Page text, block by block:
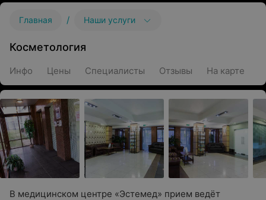
Главная / Наши услуги
Косметология
Инфо Цены Специалисты Отзывы На карте
В медицинском центре «Эстемед» прием ведёт